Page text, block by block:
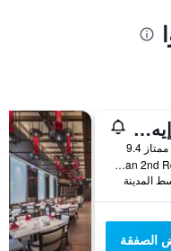
ذا أمنيس، إيه لاكشري كوليكشن هوتل، كاوهسيونج
ممتاز 9.4
No.199, Zhongshan 2nd Rd, Qianzhen Dist., مدينة كاوهسيونغ, تايوان
الصفقة